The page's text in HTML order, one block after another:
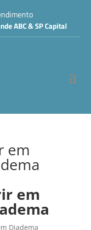
ABC & SP Capital
em
em